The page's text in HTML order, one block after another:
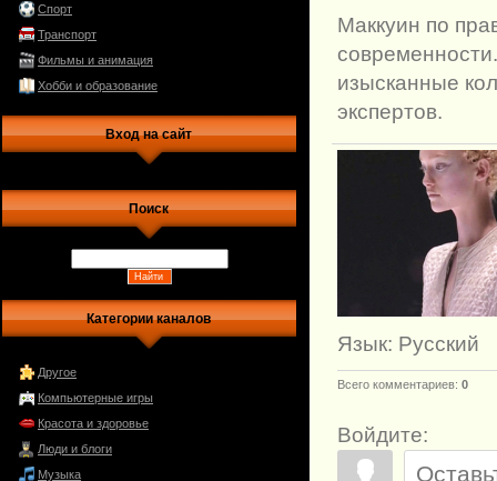
Спорт
Транспорт
Фильмы и анимация
Хобби и образование
Вход на сайт
Поиск
Категории каналов
Другое
Компьютерные игры
Красота и здоровье
Люди и блоги
Музыка
Маккуин по
изысканные
экспертов.
Язык: Русский
Всего комментариев: 0
Войдите: